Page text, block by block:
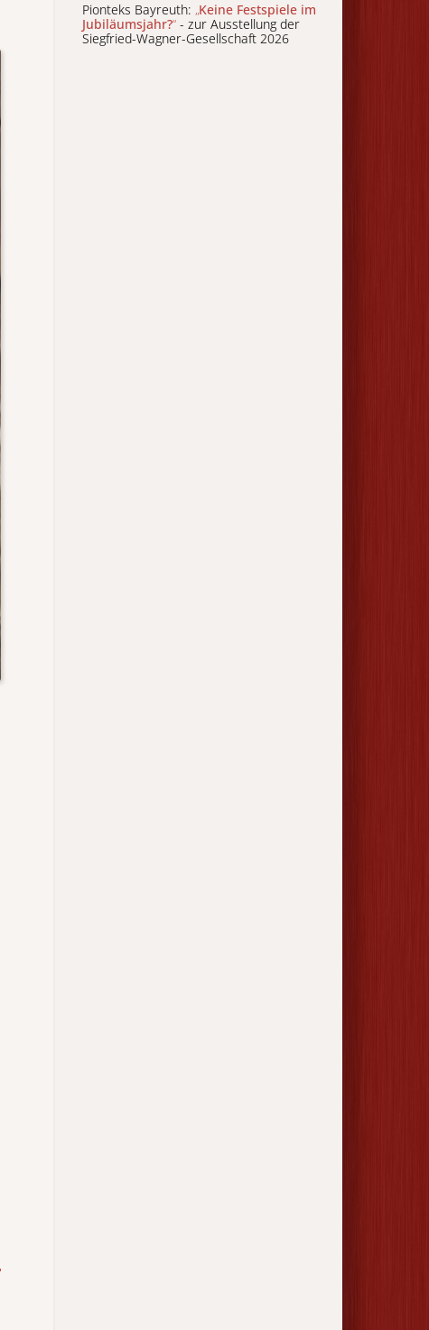
Pionteks Bayreuth: „Keine Festspiele im
Jubiläumsjahr?“ - zur Ausstellung der
Siegfried-Wagner-Gesellschaft 2026